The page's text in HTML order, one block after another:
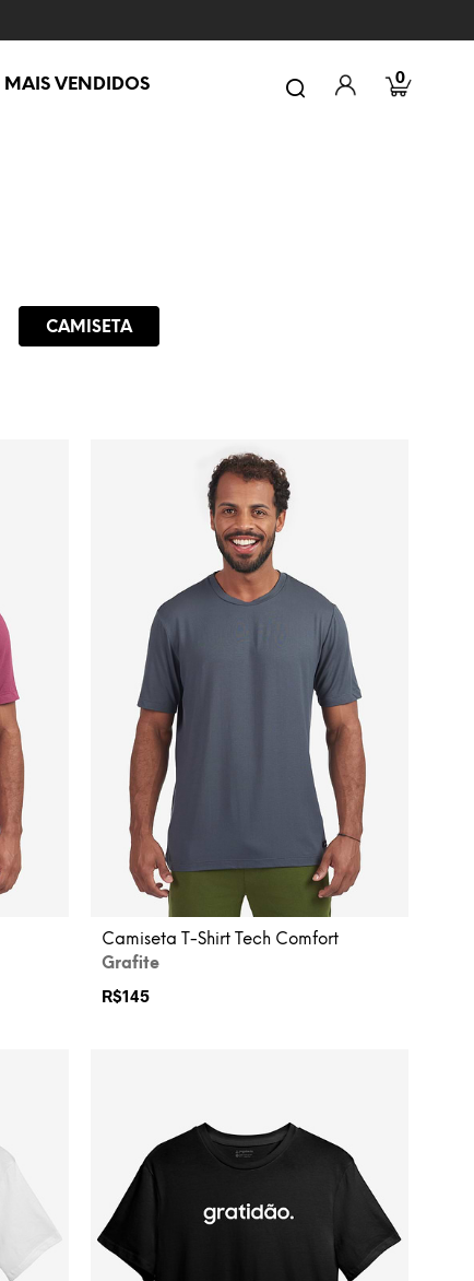
0
MAIS VENDIDOS
CAMISETA
Camiseta T-Shirt Tech Comfort
Grafite
R$145